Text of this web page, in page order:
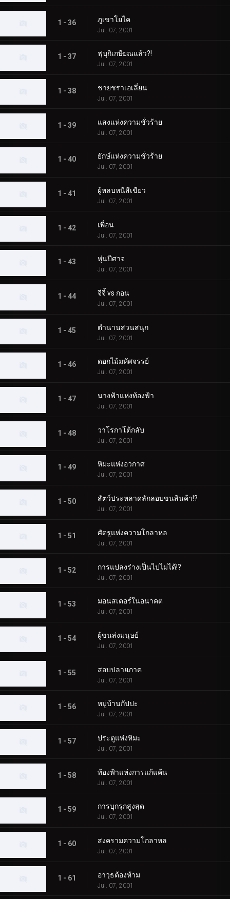
1 - 36 ภูเขาโยไค
Jul. 07, 2001
1 - 37 ฟุบุกิเกษียณแล้ว?!
Jul. 07, 2001
1 - 38 ชายชราเอเลี่ยน
Jul. 07, 2001
1 - 39 แสงแห่งความชั่วร้าย
Jul. 07, 2001
1 - 40 ยักษ์แห่งความชั่วร้าย
Jul. 07, 2001
1 - 41 ผู้หลบหนีสีเขียว
Jul. 07, 2001
1 - 42 เพื่อน
Jul. 07, 2001
1 - 43 หุ่นปีศาจ
Jul. 07, 2001
1 - 44 จีจี้ vs กอน
Jul. 07, 2001
1 - 45 ตำนานสวนสนุก
Jul. 07, 2001
1 - 46 ดอกไม้มหัศจรรย์
Jul. 07, 2001
1 - 47 นางฟ้าแห่งท้องฟ้า
Jul. 07, 2001
1 - 48 วาโรกาโต้กลับ
Jul. 07, 2001
1 - 49 หิมะแห่งอวกาศ
Jul. 07, 2001
1 - 50 สัตว์ประหลาดลักลอบขนสินค้า!?
Jul. 07, 2001
1 - 51 ศัตรูแห่งความโกลาหล
Jul. 07, 2001
1 - 52 การแปลงร่างเป็นไปไม่ได้!?
Jul. 07, 2001
1 - 53 มอนสเตอร์ในอนาคต
Jul. 07, 2001
1 - 54 ผู้ขนส่งมนุษย์
Jul. 07, 2001
1 - 55 สอบปลายภาค
Jul. 07, 2001
1 - 56 หมู่บ้านกัปปะ
Jul. 07, 2001
1 - 57 ประตูแห่งหิมะ
Jul. 07, 2001
1 - 58 ท้องฟ้าแห่งการแก้แค้น
Jul. 07, 2001
1 - 59 การบุกรุกสูงสุด
Jul. 07, 2001
1 - 60 สงครามความโกลาหล
Jul. 07, 2001
1 - 61 อาวุธต้องห้าม
Jul. 07, 2001